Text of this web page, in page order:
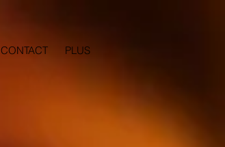
CONTACT PLUS